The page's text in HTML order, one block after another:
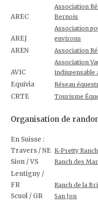
AREC
Association
Bernois
AREJ
Association
environs
AREN Association
AVIC
Association
indispensable
Equivia Réseau
CRTE Tourisme
Organisation de
En Suisse :
Travers / NE K-Pretty Ranch
Sion / VS Ranch des
Lentigny /
FR
Ranch de la
Scuol / GR San Jon